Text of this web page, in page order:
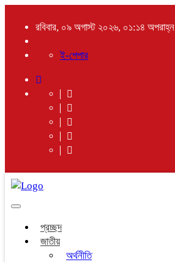
রবিবার, ০৯ অগাস্ট ২০২৬, ০১:১৪ অপরাহ্ন
ই-পেপার
Toggle
প্রচ্ছদ
জাতীয়
অর্থনীতি